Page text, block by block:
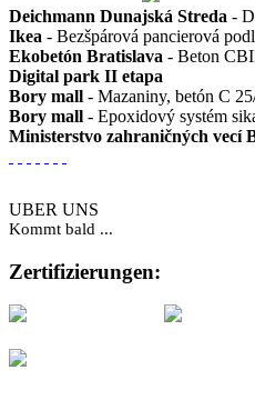
Deichmann Dunajská Streda -
Ikea - Bezšpárová pancierová
Ekobetón Bratislava - Beton
Digital park II etapa
Bory mall - Mazaniny, betón C
Bory mall - Epoxidový systém
Ministerstvo zahraničných vecí
UBER UNS
Kommt bald ...
Zertifizierungen: